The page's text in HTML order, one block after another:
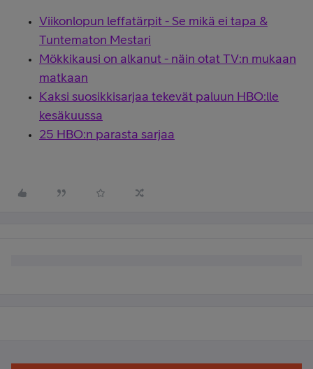
Viikonlopun leffatärpit - Se mikä ei tapa &
Tuntematon Mestari
Mökkikausi on alkanut - näin otat TV:n mukaan
matkaan
Kaksi suosikkisarjaa tekevät paluun HBO:lle
kesäkuussa
25 HBO:n parasta sarjaa